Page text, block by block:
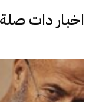
اخبار دات